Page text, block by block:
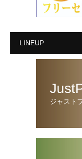
LINEUP
ジャスト